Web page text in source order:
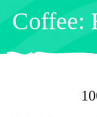
Coffee: